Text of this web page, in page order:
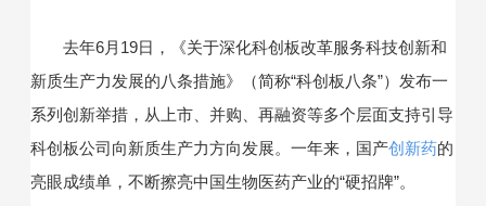
去年6月19日，《关于深化科创板改革服务科技创新和
新质生产力发展的八条措施》（简称“科创板八条”）发布一
系列创新举措，从上市、并购、再融资等多个层面支持引导
科创板公司向新质生产力方向发展。一年来，国产创新药的
亮眼成绩单，不断擦亮中国生物医药产业的“硬招牌”。